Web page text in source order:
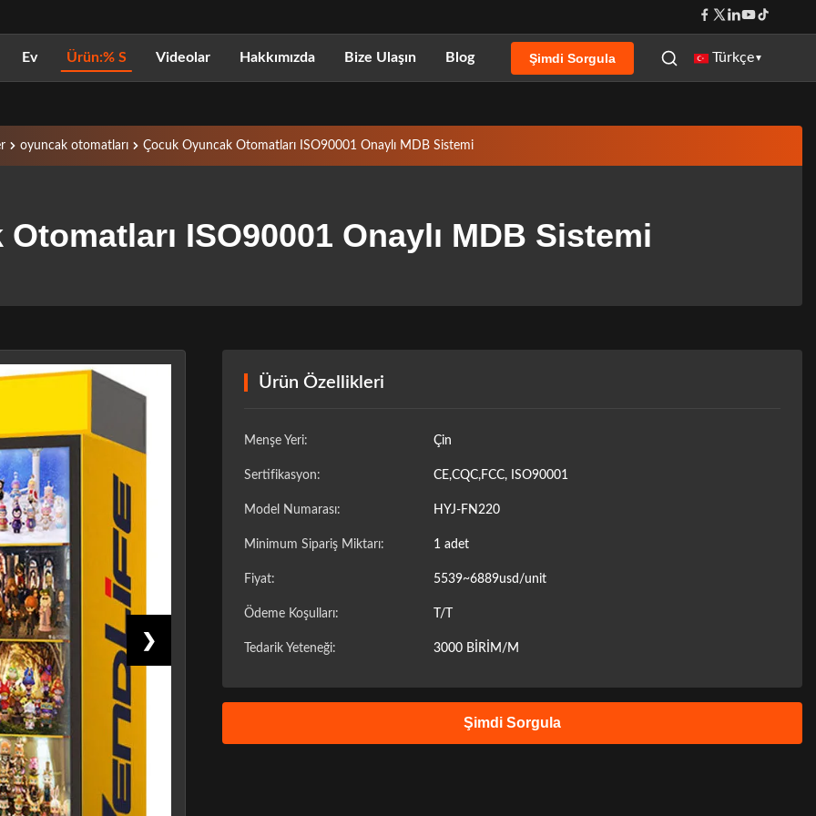
Ev Ürün:% S Videolar Hakkımızda Bize Ulaşın Blog Şimdi Sorgula Türkçe ▼
oyuncak otomatları Çocuk Oyuncak Otomatları ISO90001 Onaylı MDB Sistemi
ISO90001 Onaylı MDB Sistemi
❯
Ürün Özellikleri
Menşe Yeri: Çin
Sertifikasyon: CE,CQC,FCC, ISO90001
Model Numarası: HYJ-FN220
Minimum Sipariş Miktarı: 1 adet
Fiyat: 5539~6889usd/unit
Ödeme Koşulları: T/T
Tedarik Yeteneği: 3000 BİRİM/M
Şimdi Sorgula